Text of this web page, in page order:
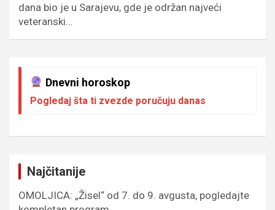
dana bio je u Sarajevu, gde je održan najveći
veteranski…
Dnevni horoskop
Pogledaj šta ti zvezde poručuju danas
Najčitanije
OMOLJICA: „Žisel“ od 7. do 9. avgusta, pogledajte